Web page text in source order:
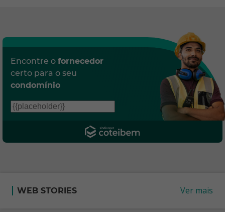
Encontre o fornecedor
certo para o seu
condomínio
WEB STORIES Ver mais